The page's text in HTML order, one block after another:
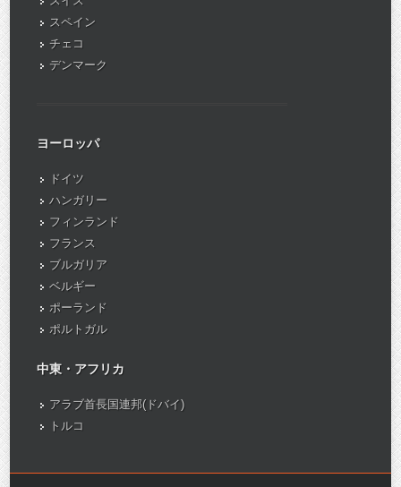
スペイン
チェコ
デンマーク
ヨーロッパ
ドイツ
ハンガリー
フィンランド
フランス
ブルガリア
ベルギー
ポーランド
ポルトガル
中東・アフリカ
アラブ首長国連邦(ドバイ)
トルコ